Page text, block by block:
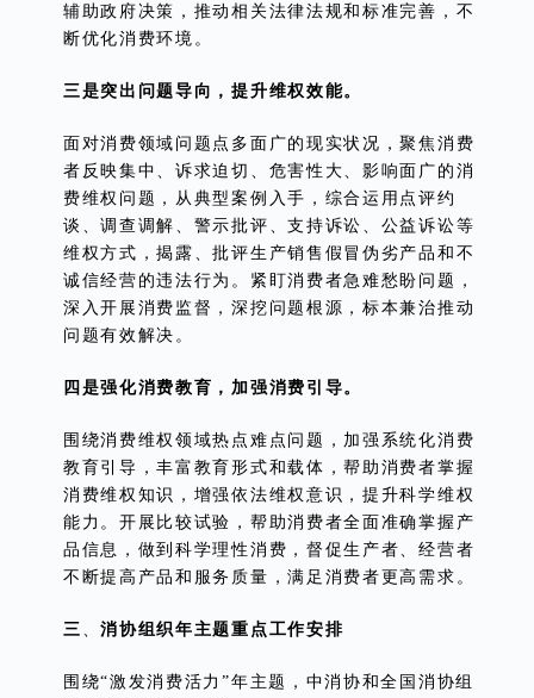
辅助政府决策，推动相关法律法规和标准完善，不
断优化消费环境。
三是突出问题导向，提升维权效能。
面对消费领域问题点多面广的现实状况，聚焦消费
者反映集中、诉求迫切、危害性大、影响面广的消
费维权问题，从典型案例入手，综合运用点评约
谈、调查调解、警示批评、支持诉讼、公益诉讼等
维权方式，揭露、批评生产销售假冒伪劣产品和不
诚信经营的违法行为。紧盯消费者急难愁盼问题，
深入开展消费监督，深挖问题根源，标本兼治推动
问题有效解决。
四是强化消费教育，加强消费引导。
围绕消费维权领域热点难点问题，加强系统化消费
教育引导，丰富教育形式和载体，帮助消费者掌握
消费维权知识，增强依法维权意识，提升科学维权
能力。开展比较试验，帮助消费者全面准确掌握产
品信息，做到科学理性消费，督促生产者、经营者
不断提高产品和服务质量，满足消费者更高需求。
三 、消协组织年主题重点工作安排
围绕“激发消费活力”年主题，中消协和全国消协组